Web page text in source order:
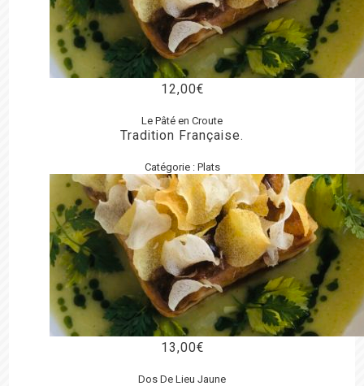
12,00€
Le Pâté en Croute
Tradition Française.
Catégorie : Plats
13,00€
Dos De Lieu Jaune